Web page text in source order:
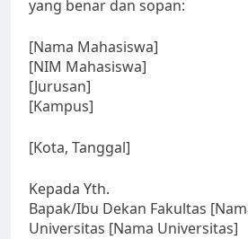
yang benar dan sopan:
[Nama Mahasiswa]
[NIM Mahasiswa]
[Jurusan]
[Kampus]
[Kota, Tanggal]
Kepada Yth.
Bapak/Ibu Dekan Fakultas
Universitas [Nama Universitas]